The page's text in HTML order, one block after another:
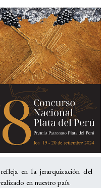
en la jerarquización del
en nuestro país.